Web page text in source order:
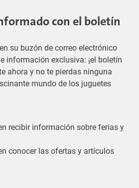
con el boletín
su buzón de correo electrónico
información exclusiva: ¡el boletín
ahora y no te pierdas ninguna
mundo de los juguetes
recibir información sobre ferias y
conocer las ofertas y artículos